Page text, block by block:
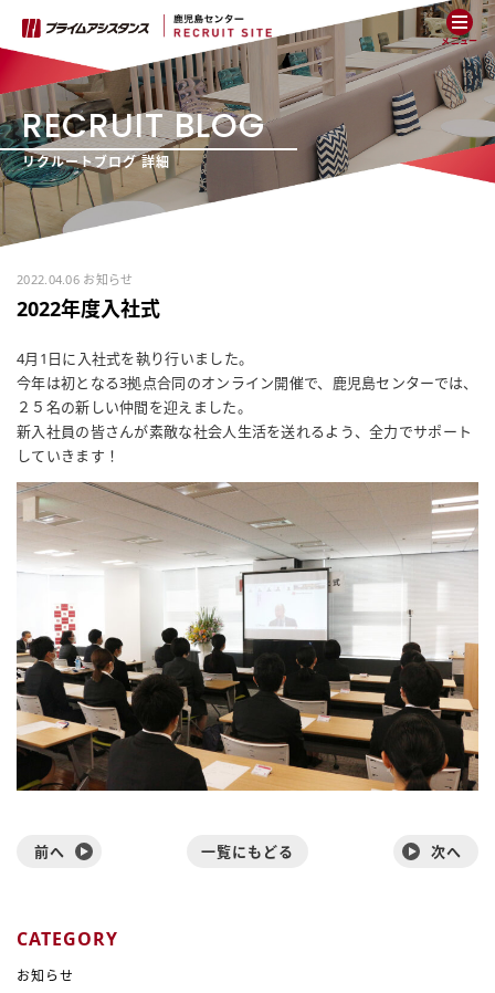
メニュー
RECRUIT BLOG
リクルートブログ 詳細
2022.04.06 お知らせ
2022年度入社式
4月1日に入社式を執り行いました。
今年は初となる3拠点合同のオンライン開催で、鹿児島センターでは、
２５名の新しい仲間を迎えました。
新入社員の皆さんが素敵な社会人生活を送れるよう、全力でサポート
していきます！
前へ 一覧にもどる 次へ
CATEGORY
お知らせ